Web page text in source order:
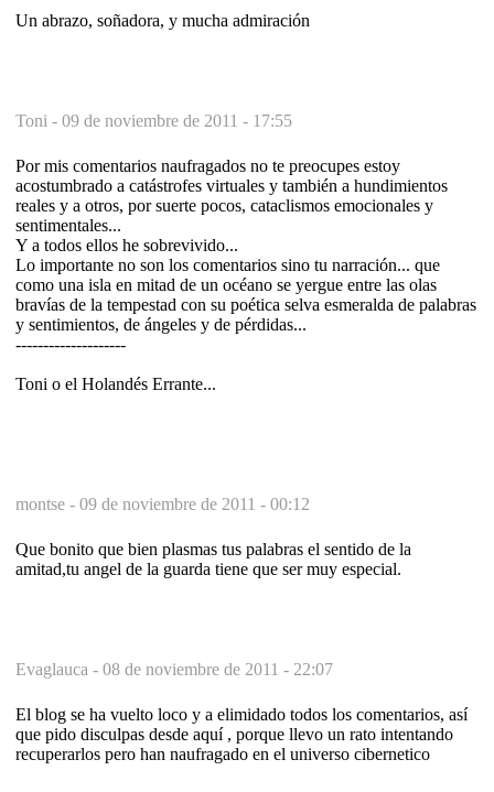
Un abrazo, soñadora, y mucha admiración
Toni - 09 de noviembre de 2011 - 17:55
Por mis comentarios naufragados no te preocupes estoy
acostumbrado a catástrofes virtuales y también a hundimientos
reales y a otros, por suerte pocos, cataclismos emocionales y
sentimentales...
Y a todos ellos he sobrevivido...
Lo importante no son los comentarios sino tu narración... que
como una isla en mitad de un océano se yergue entre las olas
bravías de la tempestad con su poética selva esmeralda de palabras
y sentimientos, de ángeles y de pérdidas...
--------------------
Toni o el Holandés Errante...
montse - 09 de noviembre de 2011 - 00:12
Que bonito que bien plasmas tus palabras el sentido de la
amitad,tu angel de la guarda tiene que ser muy especial.
Evaglauca - 08 de noviembre de 2011 - 22:07
El blog se ha vuelto loco y a elimidado todos los comentarios, así
que pido disculpas desde aquí , porque llevo un rato intentando
recuperarlos pero han naufragado en el universo cibernetico